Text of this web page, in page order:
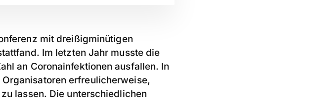
mit dreißigminütigen
Im letzten Jahr musste die
an Coronainfektionen ausfallen. In
erfreulicherweise,
lassen. Die unterschiedlichen